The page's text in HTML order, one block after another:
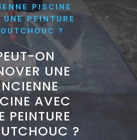
PISCINE
UNE PEINTURE
?
ON
UNE
AVEC
PEINTURE
?